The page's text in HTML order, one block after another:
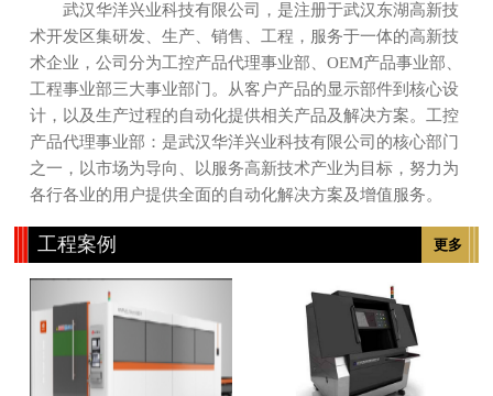
武汉华洋兴业科技有限公司，是注册于武汉东湖高新技
术开发区集研发、生产、销售、工程，服务于一体的高新技
术企业，公司分为工控产品代理事业部、OEM产品事业部、
工程事业部三大事业部门。从客户产品的显示部件到核心设
计，以及生产过程的自动化提供相关产品及解决方案。工控
产品代理事业部：是武汉华洋兴业科技有限公司的核心部门
之一，以市场为导向、以服务高新技术产业为目标，努力为
各行各业的用户提供全面的自动化解决方案及增值服务。
更多
工程案例